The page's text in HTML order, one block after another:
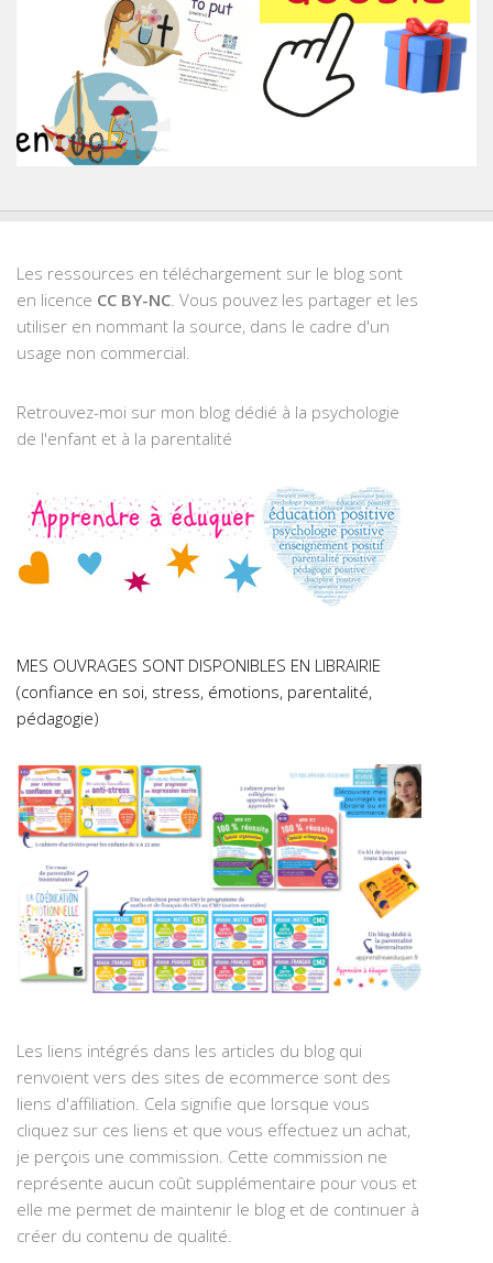
Les ressources en téléchargement sur le blog sont
en licence CC BY-NC. Vous pouvez les partager et les
utiliser en nommant la source, dans le cadre d'un
usage non commercial.
Retrouvez-moi sur mon blog dédié à la psychologie
de l'enfant et à la parentalité
MES OUVRAGES SONT DISPONIBLES EN LIBRAIRIE
(confiance en soi, stress, émotions, parentalité,
pédagogie)
Les liens intégrés dans les articles du blog qui
renvoient vers des sites de ecommerce sont des
liens d'affiliation. Cela signifie que lorsque vous
cliquez sur ces liens et que vous effectuez un achat,
je perçois une commission. Cette commission ne
représente aucun coût supplémentaire pour vous et
elle me permet de maintenir le blog et de continuer à
créer du contenu de qualité.